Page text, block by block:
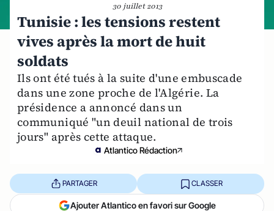
30 juillet 2013
Tunisie : les tensions restent
vives après la mort de huit
soldats
Ils ont été tués à la suite d'une embuscade
dans une zone proche de l'Algérie. La
présidence a annoncé dans un
communiqué "un deuil national de trois
jours" après cette attaque.
Atlantico Rédaction
PARTAGER CLASSER
Ajouter Atlantico en favori sur Google